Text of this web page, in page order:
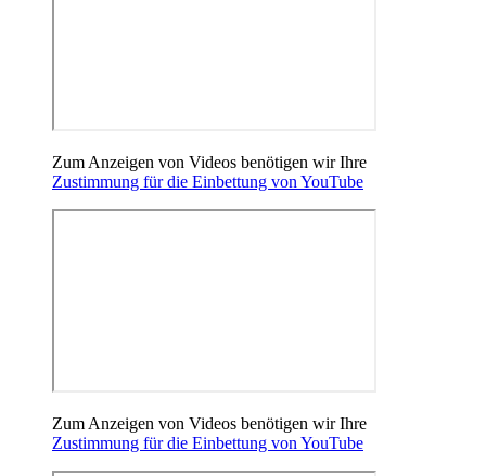
Zum Anzeigen von Videos benötigen wir Ihre
Zustimmung für die Einbettung von YouTube
Zum Anzeigen von Videos benötigen wir Ihre
Zustimmung für die Einbettung von YouTube